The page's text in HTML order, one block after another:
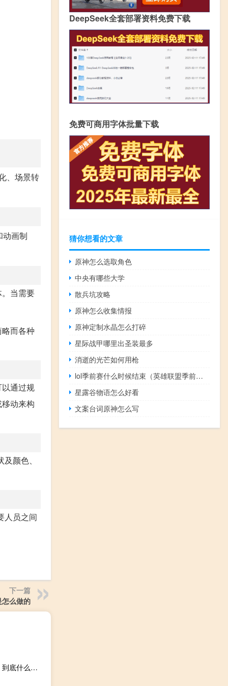
、场景转
动画制
当需要
而各种
通过规
动来构
颜色、
人员之间
下一篇
么做的
大量沙丁鱼涌入日本渔港后集体死亡专家发声：水的事缺氧 到底什么情况呢
DeepSeek全套部署资料免费下载
免费可商用字体批量下载
猜你想看的文章
原神怎么选取角色
中央有哪些大学
散兵坑攻略
原神怎么收集情报
原神定制水晶怎么打碎
星际战甲哪里出圣装最多
消逝的光芒如何用枪
lol季前赛什么时候结束（英雄联盟季前赛什么意思）
星露谷物语怎么好看
文案台词原神怎么写